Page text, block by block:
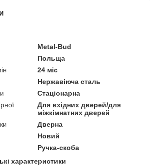
Metal-Bud
Польща
24 міс
Нержавіюча сталь
Стаціонарна
Для вхідних дверей/для
міжкімнатних дверей
Дверна
Новий
Ручка-скоба
характеристики